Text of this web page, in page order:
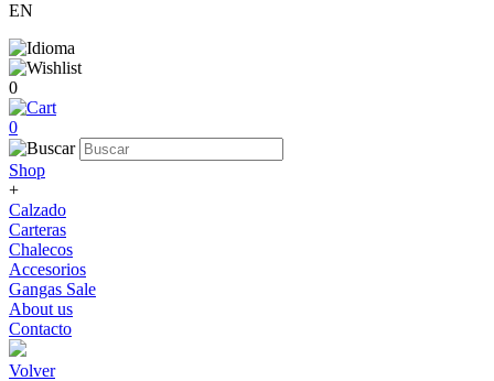
EN
0
0
Shop
+
Calzado
Carteras
Chalecos
Accesorios
Gangas Sale
About us
Contacto
Volver